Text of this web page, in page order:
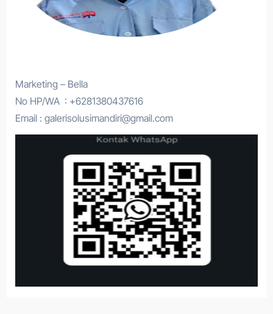
Marketing – Bella
No HP/WA : +6281380437616
Email : galerisolusimandiri@gmail.com